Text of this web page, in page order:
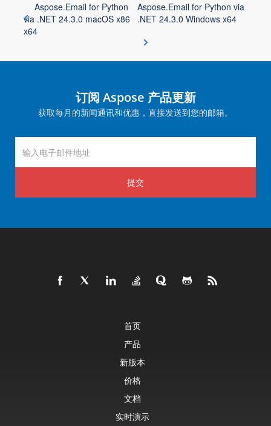
Aspose.Email for Python
via .NET 24.3.0 macOS x86
x64
Aspose.Email for Python via
.NET 24.3.0 Windows x64
订阅 Aspose 产品更新
获取每月的新闻通讯和优惠，直接发送到您的邮箱。
提交
首页
产品
新版本
价格
文档
实时演示